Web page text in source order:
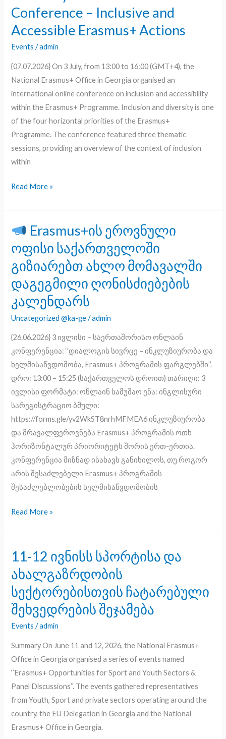
Conference – Inclusive and
Accessible Erasmus+ Actions
Events /admin
{07.07.2026} On 3 July, from 13:00 to 16:00 (GMT+4), the
National Erasmus+ Office in Georgia organised an
international online conference on inclusion and accessibility
within the Erasmus+ Programme. Inclusion and diversity is one
of the four horizontal priorities of the Erasmus+
Programme. The conference featured three thematic
sessions, providing an overview of the context of inclusion
within
International
Online
Conference
–
Read More »
Erasmus+ის ეროვნული
ოფისი საქართველოში
გიზიარებთ ახლო მომავალში
დაგეგმილი ღონისძიებების
კალენდარს
Uncategorized @ka-ge/admin
{26.06.2026} 3 ივლისი – საერთაშორისო ონლაინ
კონფერენცია: ‘’დიალოგის სივრცე – ინკლუზიურობა და
ხელმისაწვდომობა, Erasmus+ პროგრამის ფარგლებში’’.
დრო: 13:00 – 15:25 (საქართველოს დროით) თარიღი: 3
ივლისი ფორმატი: ონლაინ სამუშაო ენა: ინგლისური
სარეგისტრაციო ბმული:
https://forms.gle/yv2WkST8nrhMFMEA6 ინკლუზიურობა
და მრავალფეროვნება Erasmus+ პროგრამის ოთხ
ჰორიზონტალურ პრიორიტეტს შორის ერთ-ერთია.
კონფერენცია მიზნად ისახავს განიხილოს, თუ როგორ
არის შესაძლებელი Erasmus+ პროგრამის
შესაძლებლობების ხელმისაწვდომობის
Erasmus+ის
ეროვნული
ოფისი
საქართველოში
გიზიარებთ
ახლო
მომავალში
დაგეგმილი
ღონისძიებების
კალენდარს
Read More »
11-12 ივნისს სპორტისა და
ახალგაზრდობის
სექტორებისთვის ჩატარებული
შეხვედრების შეჯამება
Events /admin
Summary On June 11 and 12, 2026, the National Erasmus+
Office in Georgia organised a series of events named
‘’Erasmus+ Opportunities for Sport and Youth Sectors &
Panel Discussions’’. The events gathered representatives
from Youth, Sport and private sectors operating around the
country, the EU Delegation in Georgia and the National
Erasmus+ Office in Georgia.
11-
12
ივნისს
სპორტისა
და
ახალგაზრდობის
ჩატარებული
შეხვედრების
შეჯამება